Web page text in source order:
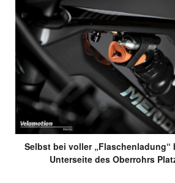
Selbst bei voller „Flaschenladung“
Unterseite des Oberrohrs